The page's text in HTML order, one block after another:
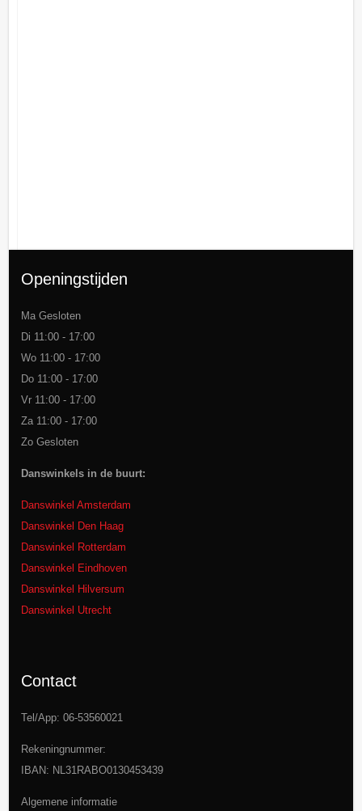
Openingstijden
Ma Gesloten
Di 11:00 - 17:00
Wo 11:00 - 17:00
Do 11:00 - 17:00
Vr 11:00 - 17:00
Za 11:00 - 17:00
Zo Gesloten
Danswinkels in de buurt:
Danswinkel Amsterdam
Danswinkel Den Haag
Danswinkel Rotterdam
Danswinkel Eindhoven
Danswinkel Hilversum
Danswinkel Utrecht
Contact
Tel/App: 06-53560021
Rekeningnummer:
IBAN: NL31RABO0130453439
Algemene informatie